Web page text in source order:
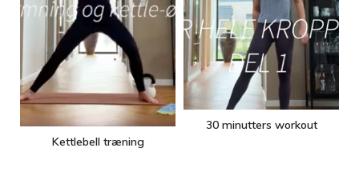
Kettlebell træning
30 minutters workout